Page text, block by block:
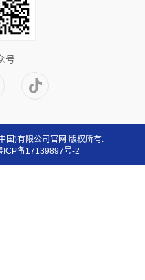
号
国)有限公司官网 版权所有.
ICP备17139897号-2